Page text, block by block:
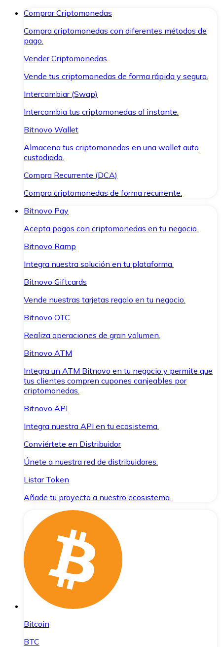
Comprar Criptomonedas
Compra criptomonedas con diferentes métodos de
pago.
Vender Criptomonedas
Vende tus criptomonedas de forma rápida y segura.
Intercambiar (Swap)
Intercambia tus criptomonedas al instante.
Bitnovo Wallet
Almacena tus criptomonedas en una wallet auto
custodiada.
Compra Recurrente (DCA)
Compra criptomonedas de forma recurrente.
Bitnovo Pay
Acepta pagos con criptomonedas en tu negocio.
Bitnovo Ramp
Integra nuestra solución en tu plataforma.
Bitnovo Giftcards
Vende nuestras tarjetas regalo en tu negocio.
Bitnovo OTC
Realiza operaciones de gran volumen.
Bitnovo ATM
Integra un ATM Bitnovo en tu negocio y permite que
tus clientes compren cupones canjeables por
criptomonedas.
Bitnovo API
Integra nuestra API en tu ecosistema.
Conviértete en Distribuidor
Únete a nuestra red de distribuidores.
Listar Token
Añade tu proyecto a nuestro ecosistema.
Bitcoin
BTC